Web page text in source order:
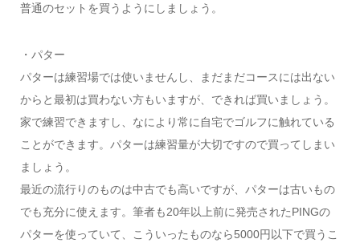
普通のセットを買うようにしましょう。
・パター
パターは練習場では使いませんし、まだまだコースには出ない
からと最初は買わない方もいますが、できれば買いましょう。
家で練習できますし、なにより常に自宅でゴルフに触れている
ことができます。パターは練習量が大切ですので買ってしまい
ましょう。
最近の流行りのものは中古でも高いですが、パターは古いもの
でも充分に使えます。筆者も20年以上前に発売されたPINGの
パターを使っていて、こういったものなら5000円以下で買うこ